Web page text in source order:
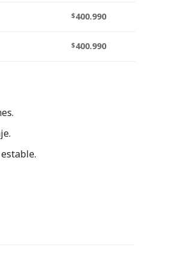
$400.990
$400.990